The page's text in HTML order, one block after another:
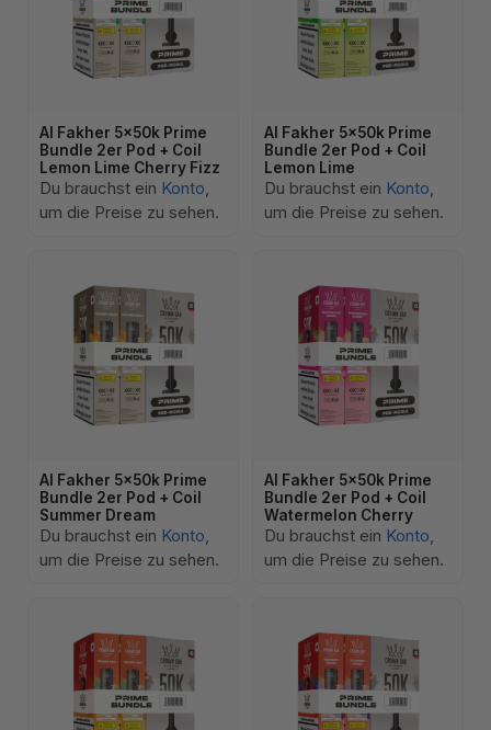
Al Fakher 5x50k Prime
Bundle 2er Pod + Coil
Lemon Lime Cherry Fizz
Du brauchst ein Konto,
um die Preise zu sehen.
Al Fakher 5x50k Prime
Bundle 2er Pod + Coil
Lemon Lime
Du brauchst ein Konto,
um die Preise zu sehen.
Al Fakher 5x50k Prime
Bundle 2er Pod + Coil
Summer Dream
Du brauchst ein Konto,
um die Preise zu sehen.
Al Fakher 5x50k Prime
Bundle 2er Pod + Coil
Watermelon Cherry
Du brauchst ein Konto,
um die Preise zu sehen.